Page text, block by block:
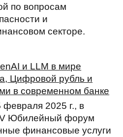
по вопросам
и
секторе.
и LLM в мире
Цифровой рубль и
в современном банке
2025 г., в
Юбилейный форум
финансовые услуги